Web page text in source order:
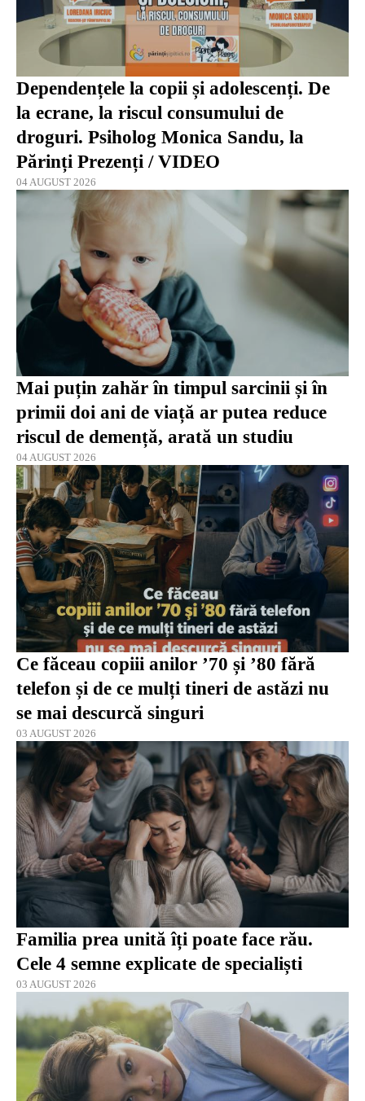
Dependențele la copii și adolescenți. De
la ecrane, la riscul consumului de
droguri. Psiholog Monica Sandu, la
Părinți Prezenți / VIDEO
04 AUGUST 2026
Mai puțin zahăr în timpul sarcinii și în
primii doi ani de viață ar putea reduce
riscul de demență, arată un studiu
04 AUGUST 2026
Ce făceau copiii anilor ’70 și ’80 fără
telefon și de ce mulți tineri de astăzi nu
se mai descurcă singuri
03 AUGUST 2026
Familia prea unită îți poate face rău.
Cele 4 semne explicate de specialiști
03 AUGUST 2026